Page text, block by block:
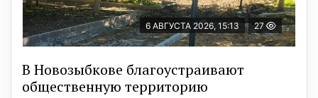
6 АВГУСТА 2026, 15:13 27
В Новозыбкове благоустраивают
общественную территорию